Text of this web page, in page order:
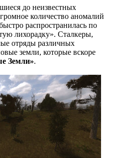
до неизвестных
количество аномалий
распространилась по
лихорадку». Сталкеры,
отряды различных
земли, которые вскоре
Земли».